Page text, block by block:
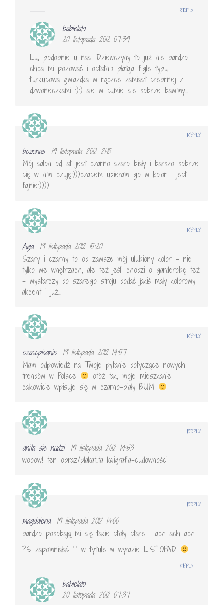
babielato
20 listopada 2012 07:39
Lu, podobnie u nas. Dziewczyny to już nie bardzo
chca mi pozować i ostatnio płataja figle typu
turkusowa gwiazdka w rączce zamiast srebrnej z
dzwoneczkami :):) ale w sumie sie dobrze bawimy… .
REPLY
bozenas
19 listopada 2012 21:15
Mój salon od lat jest czarno szaro biały i bardzo dobrze
się w nim czuję:)))czasem ubieram go w kolor i jest
fajnie:))))
REPLY
Aga
19 listopada 2012 15:20
Szary i czarny to od zawsze mój ulubiony kolor – nie
tylko we wnętrzach, ale też jeśli chodzi o garderobę też
– wystarczy do szarego stroju dodać jakiś mały kolorowy
akcent i już…
REPLY
czasopisanie
19 listopada 2012 14:57
Mam odpowiedź na Twoje pytanie dotyczące nowych
trendów w Polsce
otóż tak, moje mieszkanie
całkowicie wpisuje się w czarno-biały BUM
REPLY
anita sie nudzi
19 listopada 2012 14:53
wooow! ten obraz/plakat..ta kaligrafia-cudowności
REPLY
magdalena
19 listopada 2012 14:00
bardzo podobają mi się takie stoły stare .. ach ach ach
PS zapomniałaś "I" w tytule w wyrazie LISTOPAD
REPLY
babielato
20 listopada 2012 07:37
REPLY